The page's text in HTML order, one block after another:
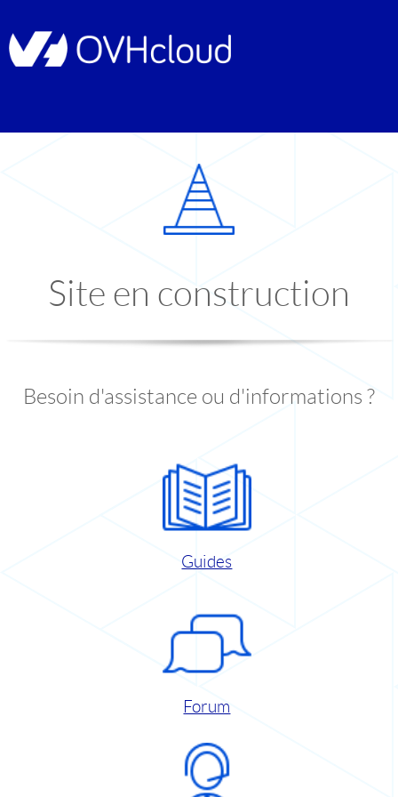
Site en construction
Besoin d'assistance ou d'informations ?
Guides
Forum